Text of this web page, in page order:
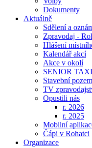
Dokumenty
Aktuálně
Sdělení a
Zpravodaj -
Hlášení
Kalendář akcí
Akce v okolí
SENIOR TAXI
Stavební
TV
Opustili nás
r. 2026
r. 2025
Mobilní
Čápi v Rohatci
Organizace